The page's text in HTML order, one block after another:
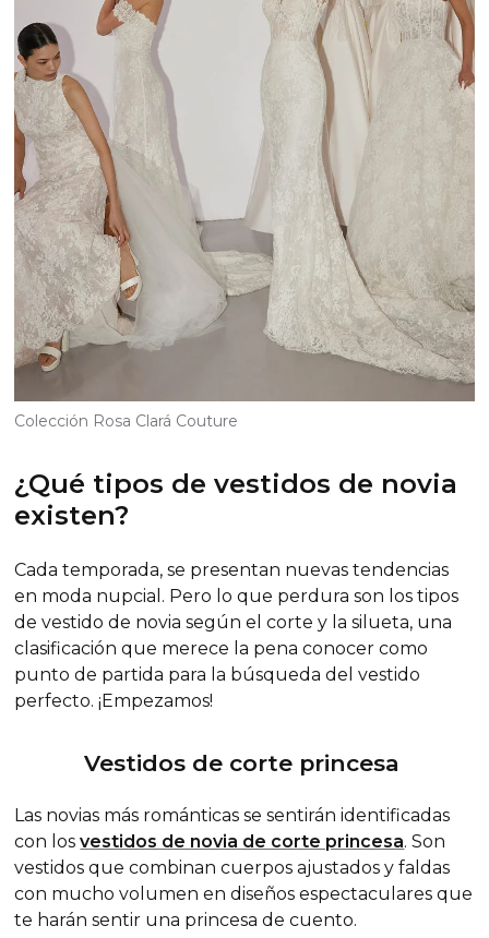
Colección Rosa Clará Couture
¿Qué tipos de vestidos de novia
existen?
Cada temporada, se presentan nuevas tendencias
en moda nupcial. Pero lo que perdura son los tipos
de vestido de novia según el corte y la silueta, una
clasificación que merece la pena conocer como
punto de partida para la búsqueda del vestido
perfecto. ¡Empezamos!
Vestidos de corte princesa
Las novias más románticas se sentirán identificadas
con losvestidos de novia de corte princesa. Son
vestidos que combinan cuerpos ajustados y faldas
con mucho volumen en diseños espectaculares que
te harán sentir una princesa de cuento.